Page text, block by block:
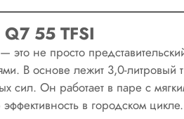
55 TFSI
это не просто
В основе лежит 3,0-
Он работает в паре с
в городском цикле.